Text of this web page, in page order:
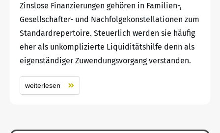
Zinslose Finanzierungen gehören in Familien-,
Gesellschafter- und Nachfolgekonstellationen zum
Standardrepertoire. Steuerlich werden sie häufig
eher als unkomplizierte Liquiditätshilfe denn als
eigenständiger Zuwendungsvorgang verstanden.
weiterlesen